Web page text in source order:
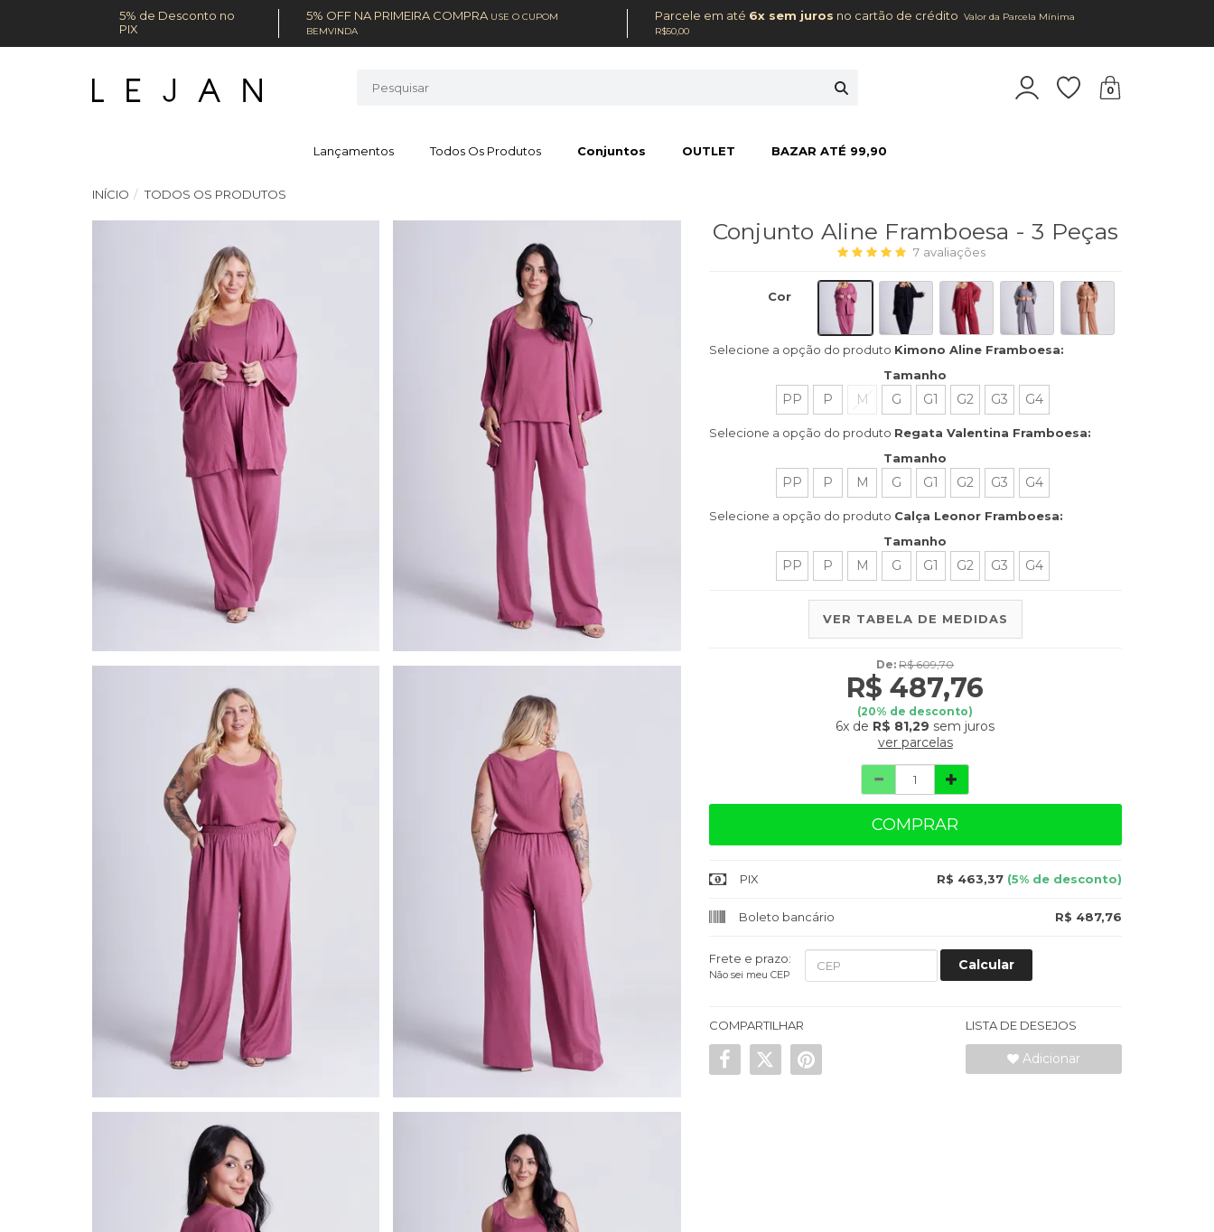
5% de Desconto no
PIX
5% OFF NA PRIMEIRA COMPRA USE O CUPOM
BEMVINDA
Parcele em até 6x sem juros no cartão de crédito Valor da Parcela Mínima
R$50,00
0
Lançamentos Todos Os Produtos Conjuntos OUTLET BAZAR ATÉ 99,90
INÍCIO TODOS OS PRODUTOS
Conjunto Aline Framboesa - 3 Peças
7 avaliações
Cor
Selecione a opção do produto Kimono Aline Framboesa:
Tamanho
PP P M G G1 G2 G3 G4
Selecione a opção do produto Regata Valentina Framboesa:
Tamanho
PP P M G G1 G2 G3 G4
Selecione a opção do produto Calça Leonor Framboesa:
Tamanho
PP P M G G1 G2 G3 G4
VER TABELA DE MEDIDAS
De:R$ 609,70
R$ 487,76
(20% de desconto)
6x de R$ 81,29 sem juros
ver parcelas
COMPRAR
PIX R$ 463,37 (5% de desconto)
Boleto bancário R$ 487,76
Frete e prazo:
Não sei meu CEP
Calcular
COMPARTILHAR LISTA DE DESEJOS
Adicionar